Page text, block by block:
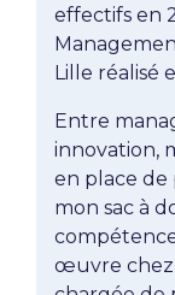
effectifs en
Lille réalisé
Entre
innovation,
en place de
mon sac à
œuvre chez